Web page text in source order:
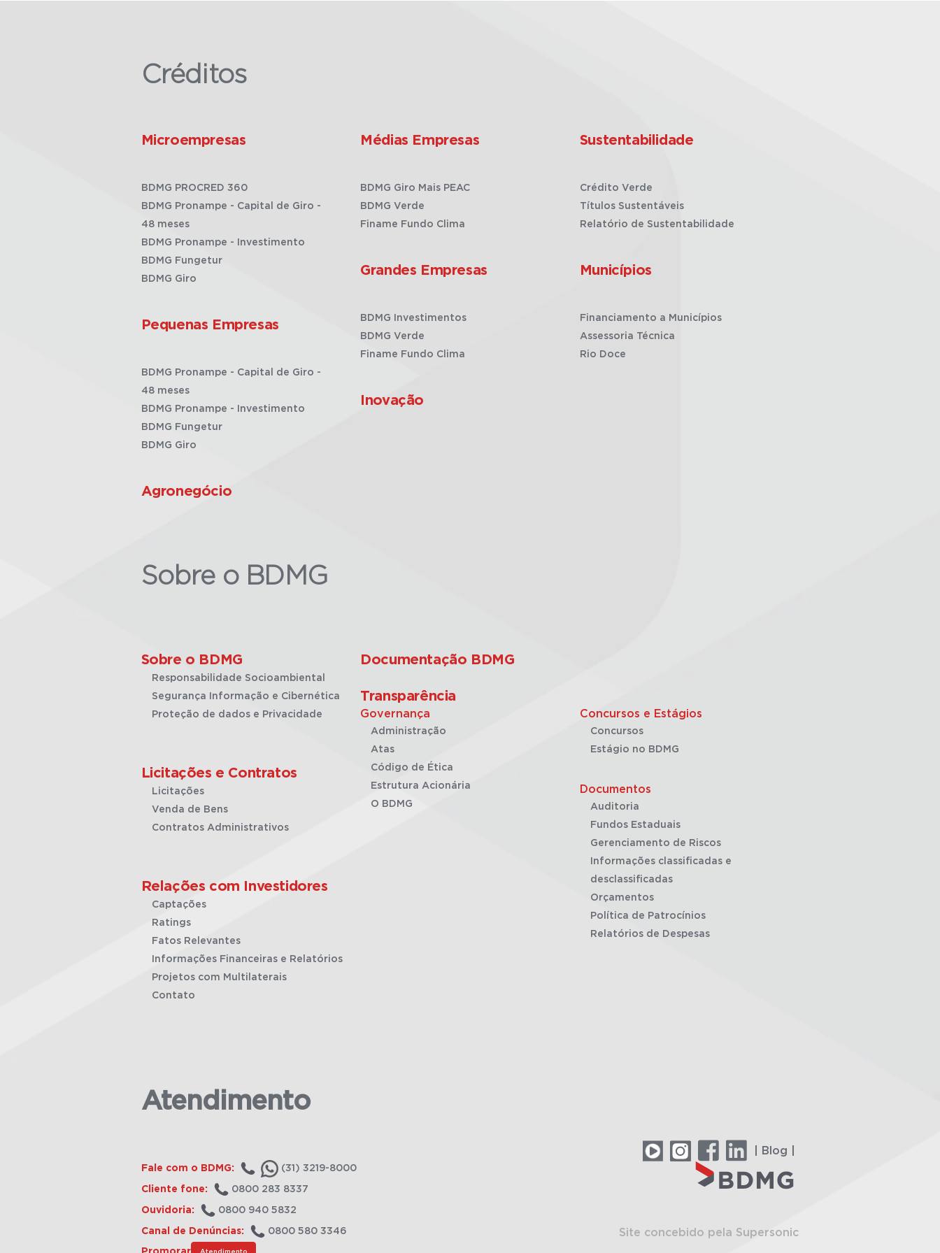
Créditos
Microempresas
BDMG PROCRED 360
BDMG Pronampe - Capital de Giro -
48 meses
BDMG Pronampe - Investimento
BDMG Fungetur
BDMG Giro
Pequenas Empresas
BDMG Pronampe - Capital de Giro -
48 meses
BDMG Pronampe - Investimento
BDMG Fungetur
BDMG Giro
Agronegócio
Médias Empresas
BDMG Giro Mais PEAC
BDMG Verde
Finame Fundo Clima
Grandes Empresas
BDMG Investimentos
BDMG Verde
Finame Fundo Clima
Inovação
Sustentabilidade
Crédito Verde
Títulos Sustentáveis
Relatório de Sustentabilidade
Municípios
Financiamento a Municípios
Assessoria Técnica
Rio Doce
Sobre o BDMG
Sobre o BDMG
Responsabilidade Socioambiental
Segurança Informação e Cibernética
Proteção de dados e Privacidade
Licitações e Contratos
Licitações
Venda de Bens
Contratos Administrativos
Relações com Investidores
Captações
Ratings
Fatos Relevantes
Informações Financeiras e Relatórios
Projetos com Multilaterais
Contato
Documentação BDMG
Transparência
Governança
Administração
Atas
Código de Ética
Estrutura Acionária
O BDMG
Concursos e Estágios
Concursos
Estágio no BDMG
Documentos
Auditoria
Fundos Estaduais
Gerenciamento de Riscos
Informações classificadas e
desclassificadas
Orçamentos
Política de Patrocínios
Relatórios de Despesas
Atendimento
Fale com o BDMG: (31) 3219-8000
Cliente fone: 0800 283 8337
Ouvidoria: 0800 940 5832
Canal de Denúncias: 0800 580 3346
Atendimento
| Blog |
Site concebido pela Supersonic